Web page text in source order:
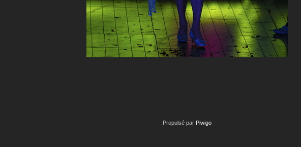
Propulsé par Piwigo